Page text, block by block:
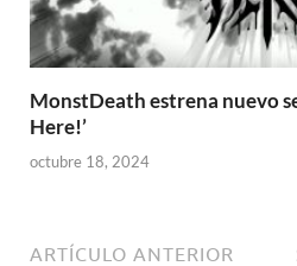
MonstDeath estrena nuevo
Here!’
octubre 18, 2024
ARTÍCULO ANTERIOR